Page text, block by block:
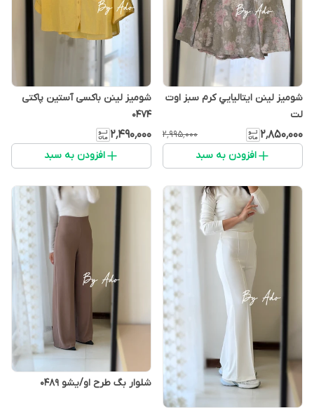
شوميز لينن ايتاليايي كرم سبز اوت
لت
۲٬۸۵۰٬۰۰۰ ۲٬۹۹۵٬۰۰۰
افزودن به سبد
شومیز لینن باکسی آستین پاکتی
0474
۲٬۴۹۰٬۰۰۰
افزودن به سبد
شلوار بگ طرح او/یشو 0489